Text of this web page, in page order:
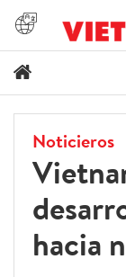
Noticieros
hacia